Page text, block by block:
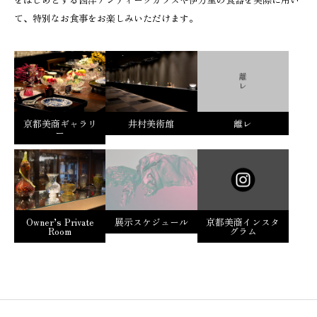
て、特別なお食事をお楽しみいただけます。
京都美商ギャラリ
ー
井村美術館 離レ
Owner’s Private
Room
展示スケジュール 京都美商インスタ
グラム